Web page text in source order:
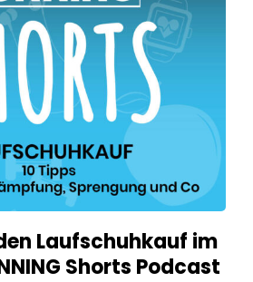
Laufschuhkauf im
Shorts Podcast